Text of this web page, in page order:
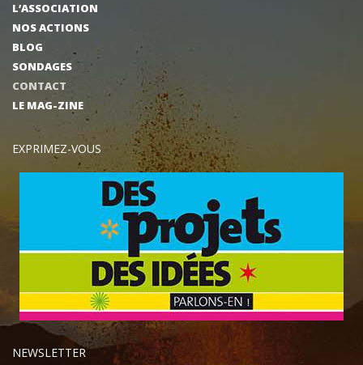
L’ASSOCIATION
NOS ACTIONS
BLOG
SONDAGES
CONTACT
LE MAG-ZINE
EXPRIMEZ-VOUS
NEWSLETTER